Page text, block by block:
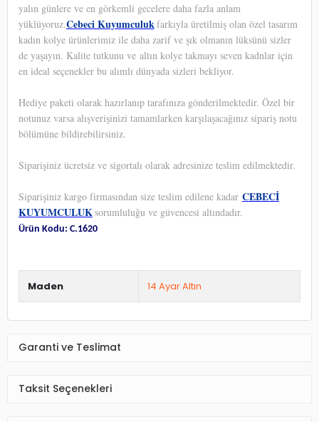
yalın günlere ve en görkemli gecelere daha fazla anlam
yüklüyoruz.Cebeci Kuyumculukfarkıyla üretilmiş olan özel tasarım
kadın kolye ürünlerimiz ile daha zarif ve şık olmanın lüksünü sizler
de yaşayın. Kalite tutkunu ve altın kolye takmayı seven kadnlar için
en ideal seçenekler bu alımlı dünyada sizleri bekliyor.
Hediye paketi olarak hazırlanıp tarafınıza gönderilmektedir. Özel bir
notunuz varsa alışverişinizi tamamlarken karşılaşacağınız sipariş notu
bölümüne bildirebilirsiniz.
Siparişiniz ücretsiz ve sigortalı olarak adresinize teslim edilmektedir.
Siparişiniz kargo firmasından size teslim edilene kadar CEBECİ
KUYUMCULUKsorumluluğu ve güvencesi altındadır.
Ürün Kodu: C.1620
Maden 14 Ayar Altın
Garanti ve Teslimat
Taksit Seçenekleri